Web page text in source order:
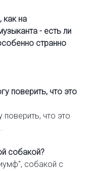
как на
- есть ли
странно
поверить, что это
что это
собакой?
собакой с